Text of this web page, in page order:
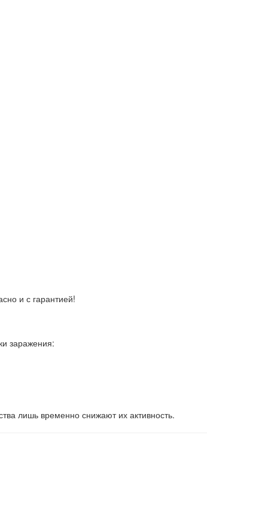
и с гарантией!
заражения:
лишь временно снижают их активность.